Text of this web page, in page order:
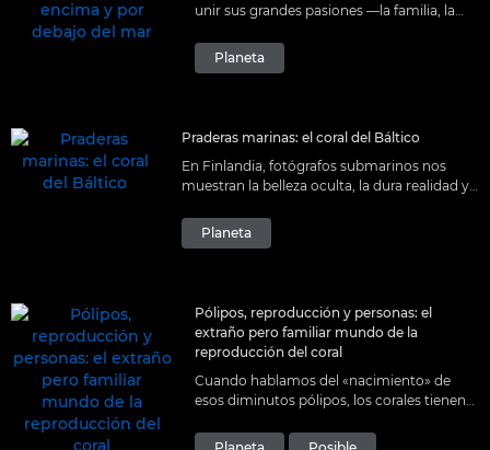
unir sus grandes pasiones —la familia, la
encontró una forma de vida que la llena
por completo.
Planeta
Praderas marinas: el coral del Báltico
En Finlandia, fotógrafos submarinos nos
muestran la belleza oculta, la dura realidad y
hábitats submarinos del Báltico.
Planeta
Pólipos, reproducción y personas: el
extraño pero familiar mundo de la
reproducción del coral
Cuando hablamos del «nacimiento» de
esos diminutos pólipos, los corales tienen
algunas son extrañamente familiares.